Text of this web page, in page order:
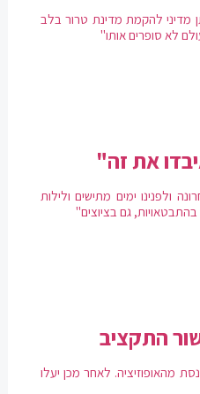
להקמת מדינת טרור בלב
לא סופרים אותו"
את זה"
ולפנינו ימים מתישים ולילות
גם בציוצים"
התקציב
מהאופוזיציה. לאחר מכן יעלו